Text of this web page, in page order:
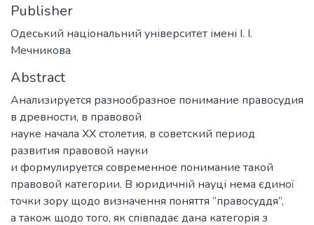
Publisher
Одеський національний університет імені І. І.
Мечникова
Abstract
Анализируется разнообразное понимание правосудия
в древности, в правовой
науке начала ХХ столетия, в советский период
развития правовой науки
и формулируется современное понимание такой
правовой категории. В юридичній науці нема єдиної
точки зору щодо визначення поняття “правосуддя”,
а також щодо того, як співпадає дана категорія з